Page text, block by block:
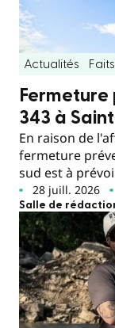
Actualités
343 à
En raison de
fermeture
sud est à
28 juill. 2026
Salle de